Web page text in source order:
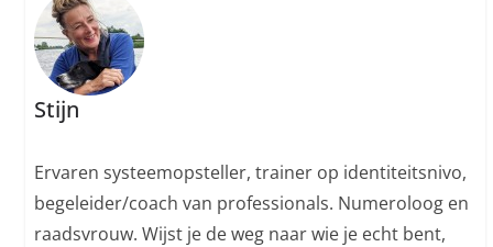
Stijn
Ervaren systeemopsteller, trainer op identiteitsnivo,
begeleider/coach van professionals. Numeroloog en
raadsvrouw. Wijst je de weg naar wie je echt bent,